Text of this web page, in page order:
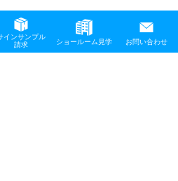
インサンプル
請求
ショールーム見学 お問い合わせ